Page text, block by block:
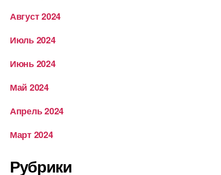
Август 2024
Июль 2024
Июнь 2024
Май 2024
Апрель 2024
Март 2024
Рубрики